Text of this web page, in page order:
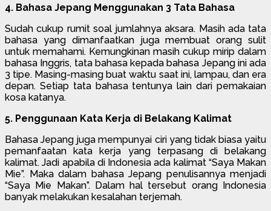
4. Bahasa Jepang Menggunakan 3 Tata Bahasa
Sudah cukup rumit soal jumlahnya aksara. Masih ada tata
bahasa yang dimanfaatkan juga membuat orang sulit
untuk memahami. Kemungkinan masih cukup mirip dalam
bahasa Inggris, tata bahasa kepada bahasa Jepang ini ada
3 tipe. Masing-masing buat waktu saat ini, lampau, dan era
depan. Setiap tata bahasa tentunya lain dari pemakaian
kosa katanya.
5. Penggunaan Kata Kerja di Belakang Kalimat
Bahasa Jepang juga mempunyai ciri yang tidak biasa yaitu
pemanfaatan kata kerja yang terpasang di belakang
kalimat. Jadi apabila di Indonesia ada kalimat “Saya Makan
Mie”. Maka dalam bahasa Jepang penulisannya menjadi
“Saya Mie Makan”. Dalam hal tersebut orang Indonesia
banyak melakukan kesalahan terjemah.